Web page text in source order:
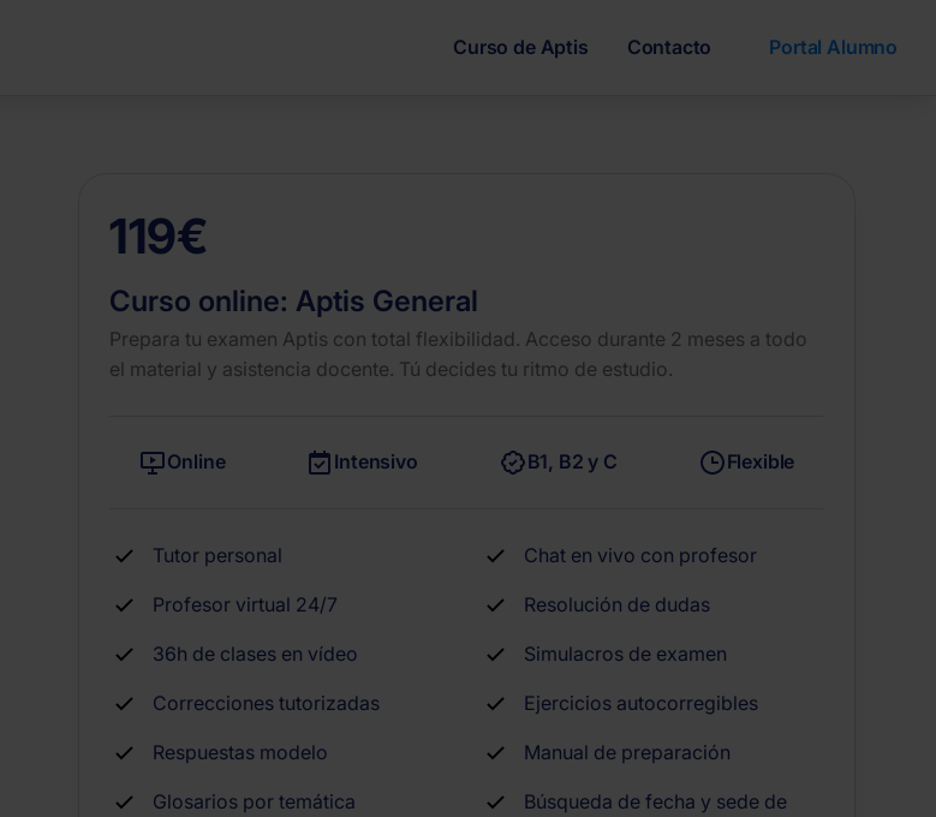
Curso de Aptis Contacto Portal Alumno
119€
Curso online:Aptis General
Prepara tu examen Aptis con total flexibilidad. Acceso durante 2 meses a todo
el material y asistencia docente. Tú decides tu ritmo de estudio.
Online Intensivo B1, B2 y C Flexible
Tutor personal Chat en vivo con profesor
Profesor virtual 24/7 Resolución de dudas
36h de clases en vídeo Simulacros de examen
Correcciones tutorizadas Ejercicios autocorregibles
Respuestas modelo Manual de preparación
Glosarios por temática
Búsqueda de fecha y sede de